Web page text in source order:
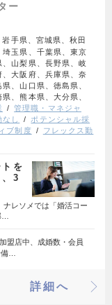
ー
手県、宮城県、秋田
玉県、千葉県、東京
山梨県、長野県、岐
大阪府、兵庫県、奈
、山口県、徳島県、
、熊本県、大分県、
管理職・マネジャ
なし
ポテンシャル採
ブ制度
フレックス勤
を
3
ナレソメでは「婚活コー
…
盟店中、成婚数・会員
備…
詳細へ